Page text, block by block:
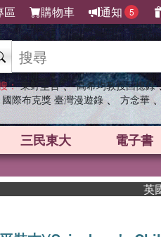
區 購物車 通知 5
： 東野圭吾 、 高希均教授回憶錄
國際布克獎 臺灣漫遊錄 、 方念華 、
三民東大 電子書
英國出